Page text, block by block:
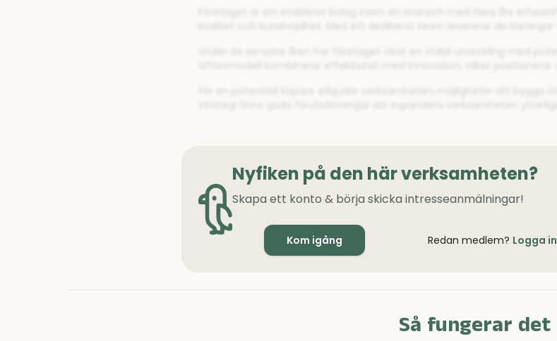
Nyfiken på den här verksamheten?
Skapa ett konto & börja skicka intresseanmälningar!
Kom igång Redan medlem? Logga in
Så fungerar det